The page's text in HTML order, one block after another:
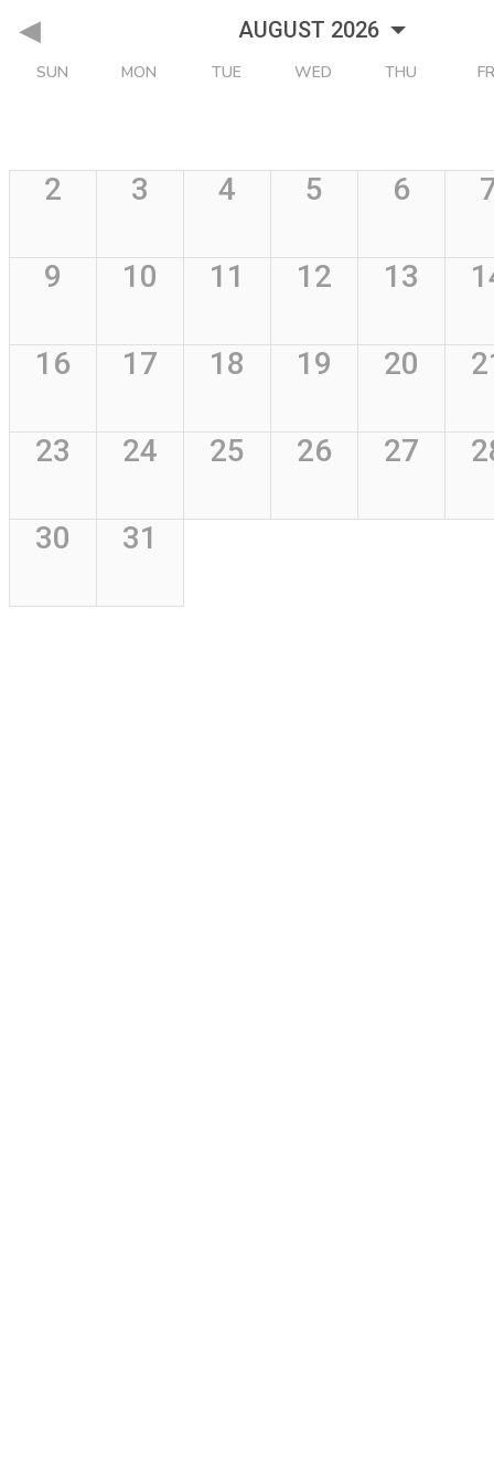
AUGUST 2026
SUN MON TUE WED THU
2 3 4 5 6
9 10 11 12 13
16 17 18 19 20
23 24 25 26 27
30 31